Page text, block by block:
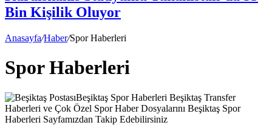
Bin Kişilik Oluyor
Anasayfa/Haber/Spor Haberleri
Spor Haberleri
Beşiktaş Spor Haberleri Beşiktaş Transfer
Haberleri ve Çok Özel Spor Haber Dosyalarını Beşiktaş Spor
Haberleri Sayfamızdan Takip Edebilirsiniz